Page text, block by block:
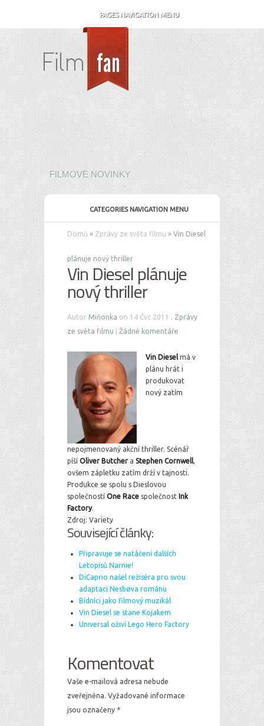
PAGES NAVIGATION MENU
FILMOVÉ NOVINKY
CATEGORIES NAVIGATION MENU
Domů » Zprávy ze světa filmu » Vin Diesel
plánuje nový thriller
Vin Diesel plánuje
nový thriller
Autor Miňonka on 14 Čvc 2011 , Zprávy
ze světa filmu
Žádné komentáře
Vin Dieselmá v
plánu hrát i
produkovat
nový zatím
nepojmenovaný akční thriller. Scénář
píší Oliver Butcher a Stephen Cornwell,
ovšem zápletku zatím drží v tajnosti.
Produkce se spolu s Dieslovou
společností One Race společnost Ink
Factory.
Zdroj: Variety
Související články:
Připravuje se natáčení dalších
Letopisů Narnie!
DiCaprio našel režiséra pro svou
adaptaci Nesbøva románu
Bídníci jako filmový muzikál
Vin Diesel se stane Kojakem
Universal oživí Lego Hero Factory
Komentovat
Vaše e-mailová adresa nebude
zveřejněna. Vyžadované informace
jsou označeny *